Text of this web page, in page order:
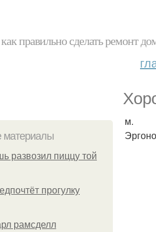
как правильно сделать ремонт
материалы
развозил пиццу той
прогулку
рамсделл
м.